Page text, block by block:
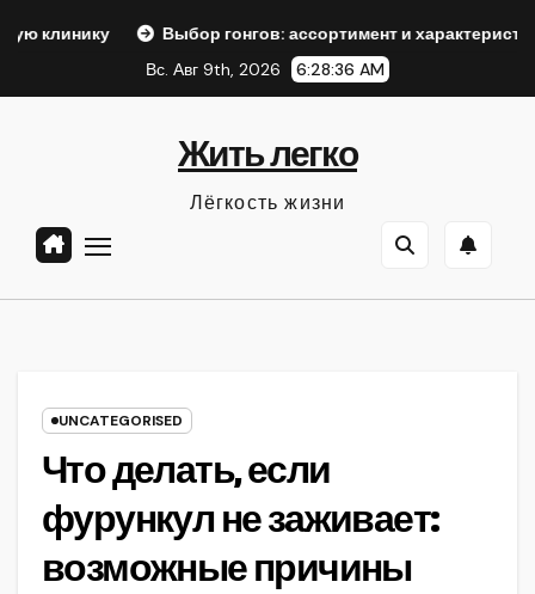
Выбор гонгов: ассортимент и характеристики
Вс. Авг 9th, 2026
6:28:37 AM
Жить легко
Лёгкость жизни
UNCATEGORISED
Что делать, если
фурункул не заживает:
возможные причины